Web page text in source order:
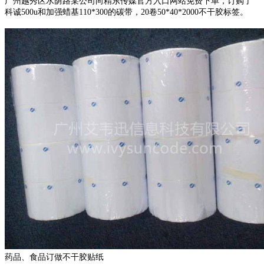
科诚500u和加强蜡基110*300的碳带，20卷50*40*2000不干胶标签。
药品、食品订做不干胶贴纸